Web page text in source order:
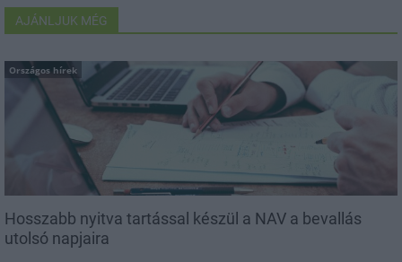
AJÁNLJUK MÉG
Országos hírek
Hosszabb nyitva tartással készül a NAV a bevallás
utolsó napjaira